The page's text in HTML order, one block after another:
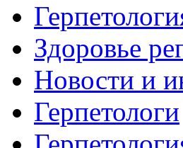
Здоровье
Новости и
Герпетологи